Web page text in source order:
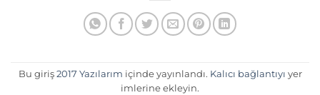
Bu giriş 2017 Yazılarım içinde yayınlandı. Kalıcı bağlantıyı yer
imlerine ekleyin.